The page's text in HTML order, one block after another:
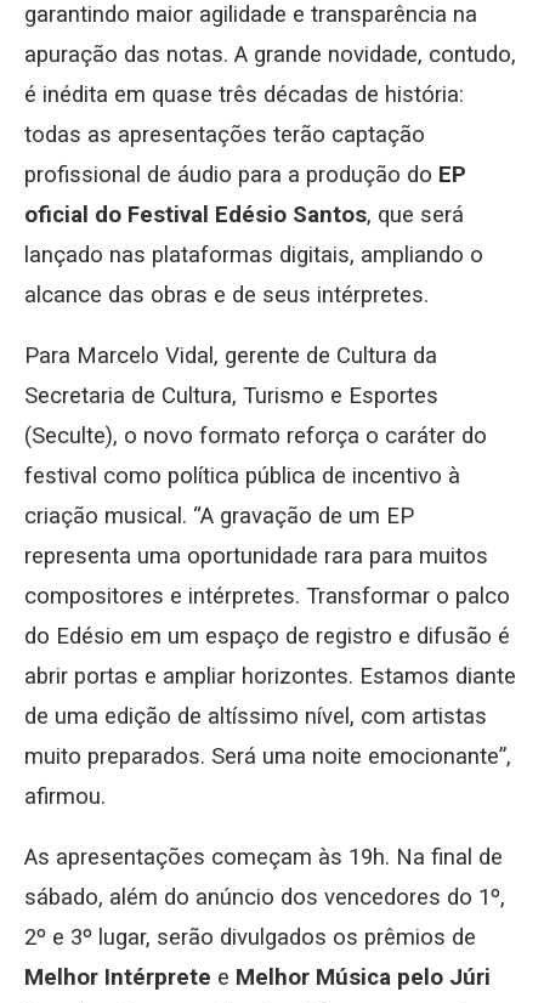
garantindo maior agilidade e transparência na
apuração das notas. A grande novidade, contudo,
é inédita em quase três décadas de história:
todas as apresentações terão captação
profissional de áudio para a produção do EP
oficial do Festival Edésio Santos, que será
lançado nas plataformas digitais, ampliando o
alcance das obras e de seus intérpretes.
Para Marcelo Vidal, gerente de Cultura da
Secretaria de Cultura, Turismo e Esportes
(Seculte), o novo formato reforça o caráter do
festival como política pública de incentivo à
criação musical. “A gravação de um EP
representa uma oportunidade rara para muitos
compositores e intérpretes. Transformar o palco
do Edésio em um espaço de registro e difusão é
abrir portas e ampliar horizontes. Estamos diante
de uma edição de altíssimo nível, com artistas
muito preparados. Será uma noite emocionante”,
afirmou.
As apresentações começam às 19h. Na final de
sábado, além do anúncio dos vencedores do 1º,
2º e 3º lugar, serão divulgados os prêmios de
Melhor Intérprete e Melhor Música pelo Júri